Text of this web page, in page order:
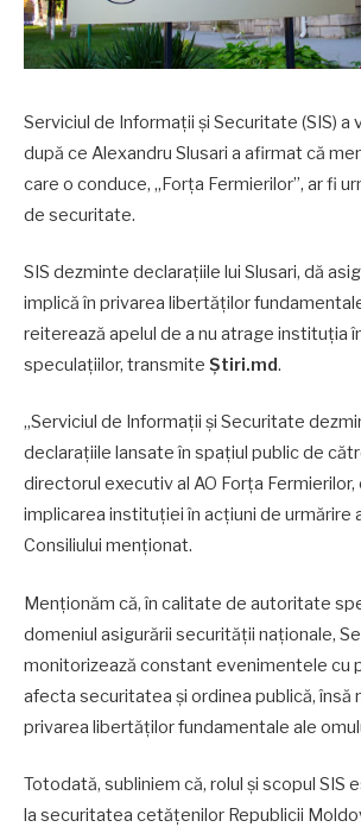
Serviciul de Informații și Securitate (SIS) a
după ce Alexandru Slusari a afirmat că
care o conduce, „Forța Fermierilor”, ar fi
de securitate.
SIS dezminte declarațiile lui Slusari, dă
implică în privarea libertăților
reiterează apelul de a nu atrage instituția
speculațiilor, transmite Știri.md.
„Serviciul de Informații și Securitate
declarațiile lansate în spațiul public de
directorul executiv al AO Forța Fermierilor,
implicarea instituției în acțiuni de urmărire
Consiliului menționat.
Menționăm că, în calitate de autoritate
domeniul asigurării securității naționale,
monitorizează constant evenimentele cu
afecta securitatea și ordinea publică, însă
privarea libertăților fundamentale ale
Totodată, subliniem că, rolul și scopul SIS
la securitatea cetățenilor Republicii